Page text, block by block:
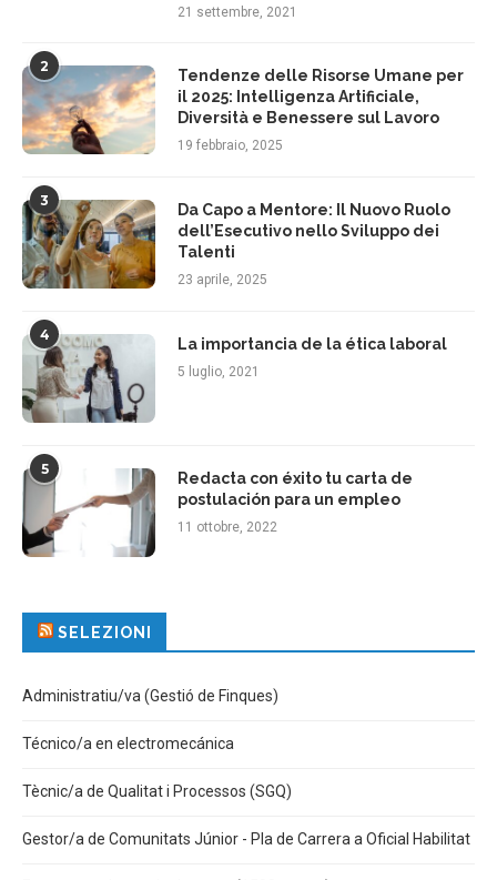
21 settembre, 2021
2
Tendenze delle Risorse Umane per
il 2025: Intelligenza Artificiale,
Diversità e Benessere sul Lavoro
19 febbraio, 2025
3
Da Capo a Mentore: Il Nuovo Ruolo
dell’Esecutivo nello Sviluppo dei
Talenti
23 aprile, 2025
4
La importancia de la ética laboral
5 luglio, 2021
5
Redacta con éxito tu carta de
postulación para un empleo
11 ottobre, 2022
SELEZIONI
Administratiu/va (Gestió de Finques)
Técnico/a en electromecánica
Tècnic/a de Qualitat i Processos (SGQ)
Gestor/a de Comunitats Júnior - Pla de Carrera a Oficial Habilitat